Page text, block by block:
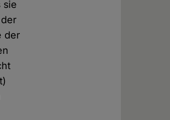
sie
der